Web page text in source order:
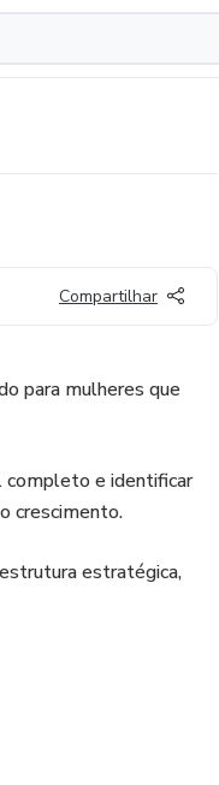
Compartilhar
para mulheres que
completo e identificar
crescimento.
estratégica,